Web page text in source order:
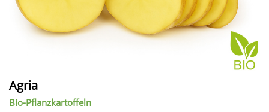
Agria
Bio-Pflanzkartoffeln